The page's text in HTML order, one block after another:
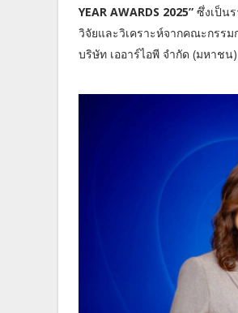
YEAR AWARDS 2025” ซึ่งเป็น
วิจัยและวิเคราะห์จากคณะกรร
บริษัท เออาร์ไอพี จำกัด (มหาช